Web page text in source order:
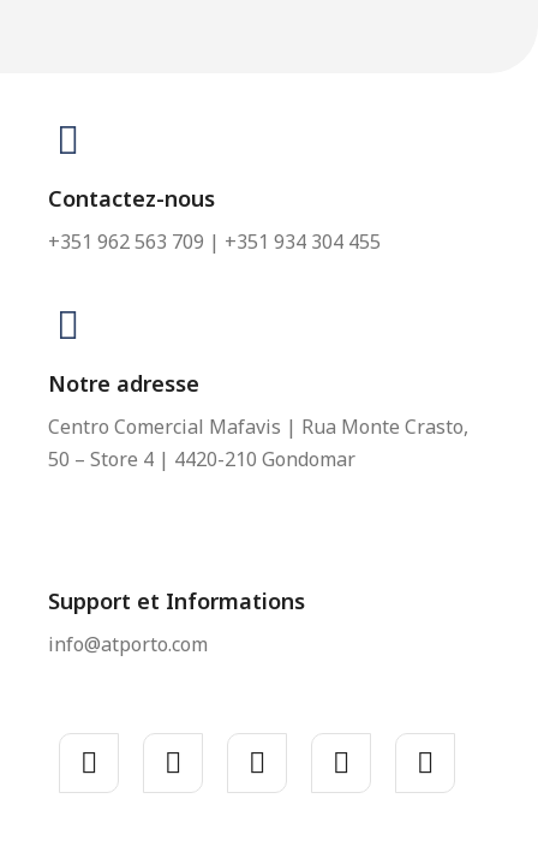
Contactez-nous
+351 962 563 709 | +351 934 304 455
Notre adresse
Centro Comercial Mafavis | Rua Monte Crasto,
50 – Store 4 | 4420-210 Gondomar
Support et Informations
info@atporto.com